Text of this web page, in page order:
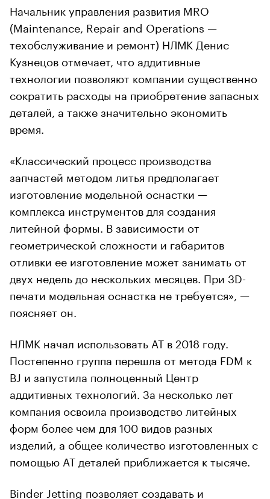
Начальник управления развития MRO
(Maintenance, Repair and Operations —
техобслуживание и ремонт) НЛМК Денис
Кузнецов отмечает, что аддитивные
технологии позволяют компании существенно
сократить расходы на приобретение запасных
деталей, а также значительно экономить
время.
«Классический процесс производства
запчастей методом литья предполагает
изготовление модельной оснастки —
комплекса инструментов для создания
литейной формы. В зависимости от
геометрической сложности и габаритов
отливки ее изготовление может занимать от
двух недель до нескольких месяцев. При 3D-
печати модельная оснастка не требуется», —
поясняет он.
НЛМК начал использовать АТ в 2018 году.
Постепенно группа перешла от метода FDM к
BJ и запустила полноценный Центр
аддитивных технологий. За несколько лет
компания освоила производство литейных
форм более чем для 100 видов разных
изделий, а общее количество изготовленных с
помощью АТ деталей приближается к тысяче.
Binder Jetting позволяет создавать и